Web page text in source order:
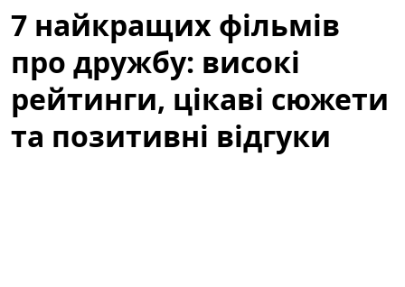
7 найкращих фільмів
про дружбу: високі
рейтинги, цікаві сюжети
та позитивні відгуки